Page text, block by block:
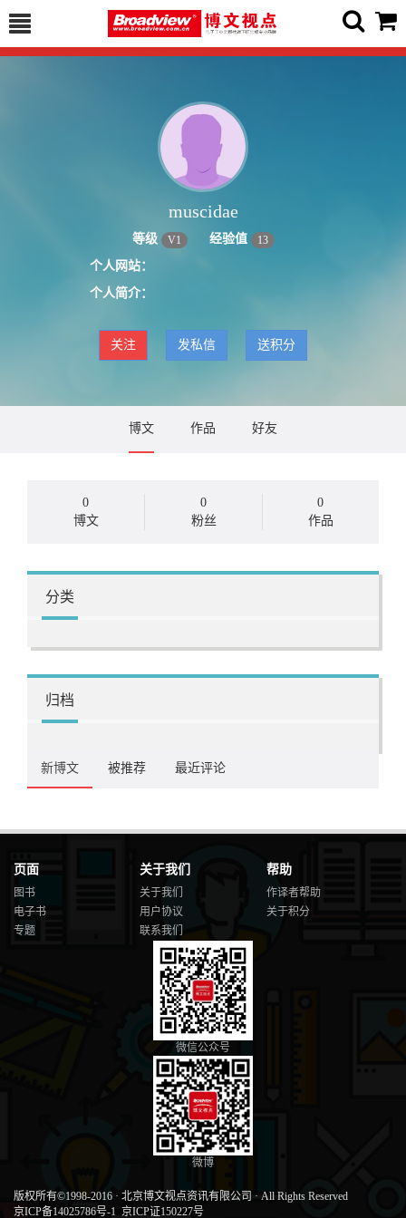
muscidae
等级 V1 经验值 13
个人网站：
个人简介：
关注 发私信 送积分
博文 作品 好友
0
博文
0
粉丝
0
作品
分类
归档
新博文 被推荐 最近评论
页面
图书
电子书
专题
关于我们
关于我们
用户协议
联系我们
帮助
作译者帮助
关于积分
微信公众号
微博
版权所有©1998-2016 · 北京博文视点资讯有限公司 · All Rights Reserved
京ICP备14025786号-1 京ICP证150227号